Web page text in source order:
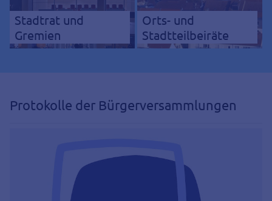
Stadtrat und
Gremien
Orts- und
Stadtteilbeiräte
Protokolle der Bürgerversammlungen